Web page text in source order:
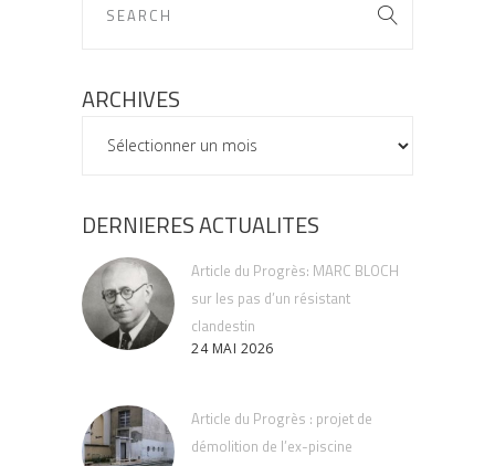
ARCHIVES
ARCHIVES
DERNIERES ACTUALITES
Article du Progrès: MARC BLOCH
sur les pas d’un résistant
clandestin
24 MAI 2026
Article du Progrès : projet de
démolition de l’ex-piscine